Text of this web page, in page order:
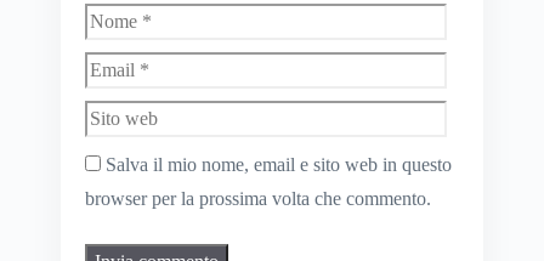
Nome
web
Salva il mio nome, email e sito web in questo
browser per la prossima volta che commento.